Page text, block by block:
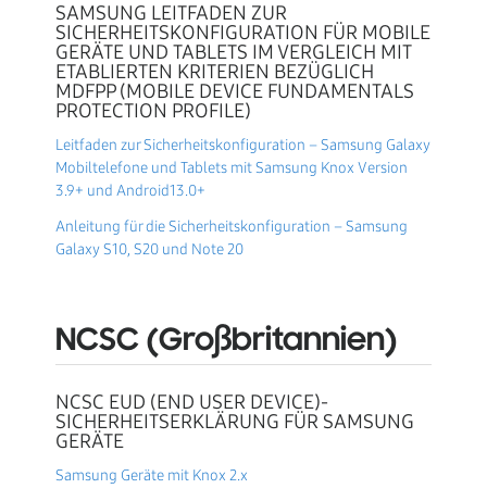
SAMSUNG LEITFADEN ZUR
SICHERHEITSKONFIGURATION FÜR MOBILE
GERÄTE UND TABLETS IM VERGLEICH MIT
ETABLIERTEN KRITERIEN BEZÜGLICH
MDFPP (MOBILE DEVICE FUNDAMENTALS
PROTECTION PROFILE)
Leitfaden zur Sicherheitskonfiguration – Samsung Galaxy
Mobiltelefone und Tablets mit Samsung Knox Version
3.9+ und Android13.0+
Anleitung für die Sicherheitskonfiguration – Samsung
Galaxy S10, S20 und Note 20
NCSC (Großbritannien)
NCSC EUD (END USER DEVICE)-
SICHERHEITSERKLÄRUNG FÜR SAMSUNG
GERÄTE
Samsung Geräte mit Knox 2.x